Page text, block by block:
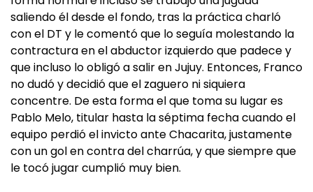
saliendo él desde el fondo, tras la práctica charló
con el DT y le comentó que lo seguía molestando la
contractura en el abductor izquierdo que padece y
que incluso lo obligó a salir en Jujuy. Entonces, Franco
no dudó y decidió que el zaguero ni siquiera
concentre. De esta forma el que toma su lugar es
Pablo Melo, titular hasta la séptima fecha cuando el
equipo perdió el invicto ante Chacarita, justamente
con un gol en contra del charrúa, y que siempre que
le tocó jugar cumplió muy bien.